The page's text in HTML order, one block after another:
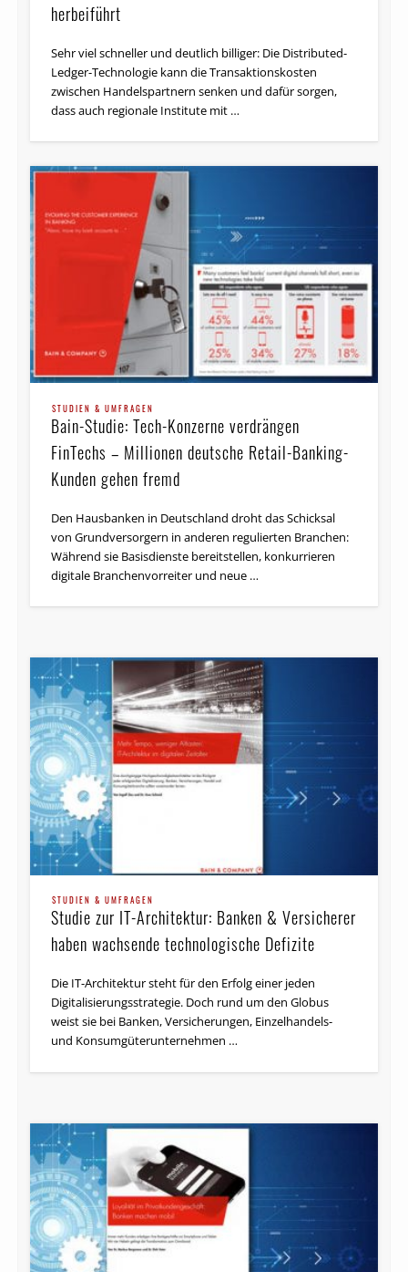
herbeiführt
Sehr viel schneller und deutlich billiger: Die Distributed-
Ledger-Technologie kann die Transaktionskosten
zwischen Handelspartnern senken und dafür sorgen,
dass auch regionale Institute mit …
STUDIEN & UMFRAGEN
Bain-Studie: Tech-Konzerne verdrängen
FinTechs – Millionen deutsche Retail-Banking-
Kunden gehen fremd
Den Hausbanken in Deutschland droht das Schicksal
von Grund­ver­sor­gern in anderen regulierten Branchen:
Während sie Basisdienste bereitstellen, konkurrieren
digitale Bran­chen­vor­rei­ter und neue …
STUDIEN & UMFRAGEN
Studie zur IT-Architektur: Banken & Versicherer
haben wachsende technologische Defizite
Die IT-Architektur steht für den Erfolg einer jeden
Digitalisierungsstrategie. Doch rund um den Globus
weist sie bei Banken, Versicherungen, Einzelhandels-
und Konsumgüterunternehmen …